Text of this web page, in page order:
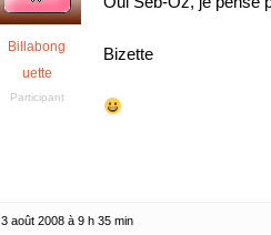
Billabong
uette
Participant
Bizette
3 août 2008 à 9 h 35 min